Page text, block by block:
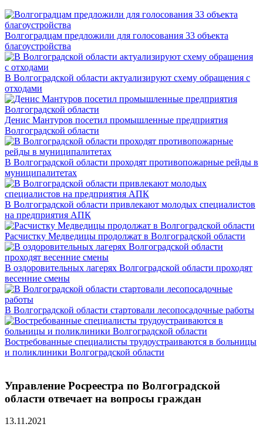
Волгоградцам предложили для голосования 33 объекта
благоустройства
В Волгоградской области актуализируют схему обращения с
отходами
Денис Мантуров посетил промышленные предприятия
Волгоградской области
В Волгоградской области проходят противопожарные рейды в
муниципалитетах
В Волгоградской области привлекают молодых специалистов
на предприятия АПК
Расчистку Медведицы продолжат в Волгоградской области
В оздоровительных лагерях Волгоградской области проходят
весенние смены
В Волгоградской области стартовали лесопосадочные работы
Востребованные специалисты трудоустраиваются в больницы
и поликлиники Волгоградской области
Управление Росреестра по Волгоградской
области отвечает на вопросы граждан
13.11.2021